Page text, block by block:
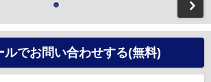
ルでお問い合わせする(無料)